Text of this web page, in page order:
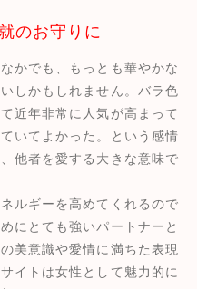
のお守りに
かでも、もっとも華やかな
しかもしれません。バラ色
近年非常に人気が高まって
いてよかった。という感情
他者を愛する大きな意味で
ルギーを高めてくれるので
にとても強いパートナーと
美意識や愛情に満ちた表現
イトは女性として魅力的に